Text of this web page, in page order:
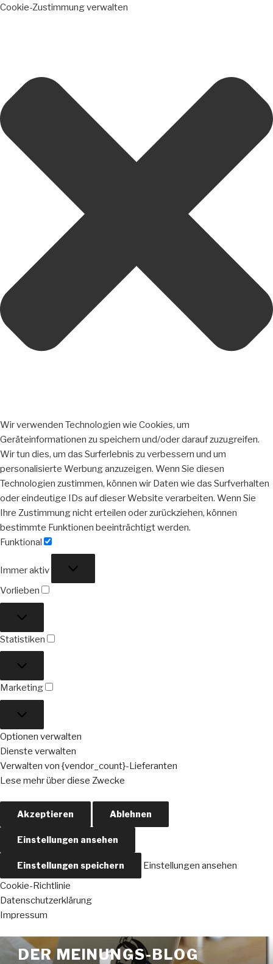
Cookie-Zustimmung verwalten
Wir verwenden Technologien wie Cookies, um
Geräteinformationen zu speichern und/oder darauf zuzugreifen.
Wir tun dies, um das Surferlebnis zu verbessern und um
personalisierte Werbung anzuzeigen. Wenn Sie diesen
Technologien zustimmen, können wir Daten wie das Surfverhalten
oder eindeutige IDs auf dieser Website verarbeiten. Wenn Sie
Ihre Zustimmung nicht erteilen oder zurückziehen, können
bestimmte Funktionen beeinträchtigt werden.
Funktional
Immer aktiv
Vorlieben
Statistiken
Marketing
Optionen verwalten
Dienste verwalten
Verwalten von {vendor_count}-Lieferanten
Lese mehr über diese Zwecke
Akzeptieren Ablehnen
Einstellungen ansehen
Einstellungen speichern
Einstellungen ansehen
Cookie-Richtlinie
Datenschutzerklärung
Impressum
Zum
InhaltDER MEINUNGS-BLOG